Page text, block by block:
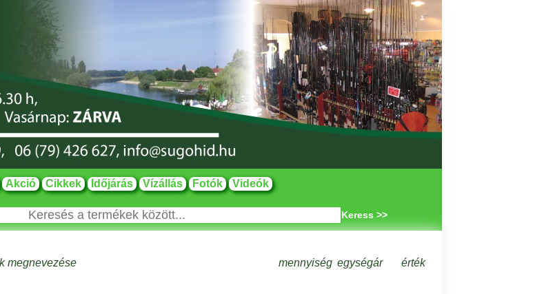
Akció Cikkek Időjárás Vízállás Fotók Videók
Keress >>
megnevezése mennyiség egységár érték